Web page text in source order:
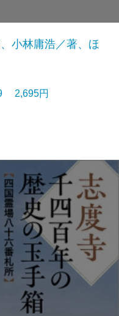
小林庸浩／著、ほ
9 2,695円